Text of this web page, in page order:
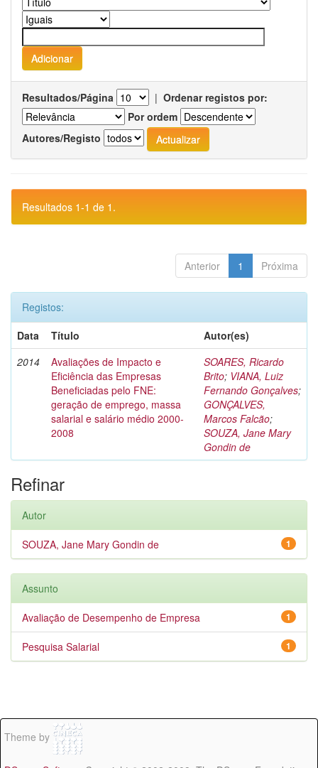
Resultados/Página | Ordenar registos por:
Por ordem
Autores/Registo
Resultados 1-1 de 1.
Anterior 1 Próxima
Registos:
Data
Título
Autor(es)
2014
Avaliações de Impacto e
Eficiência das Empresas
Beneficiadas pelo FNE:
geração de emprego, massa
salarial e salário médio 2000-
2008
SOARES, Ricardo
Brito; VIANA, Luiz
Fernando Gonçalves;
GONÇALVES,
Marcos Falcão;
SOUZA, Jane Mary
Gondin de
Refinar
Autor
1
SOUZA, Jane Mary Gondin de
Assunto
1
Avaliação de Desempenho de Empresa
1
Pesquisa Salarial
Theme by